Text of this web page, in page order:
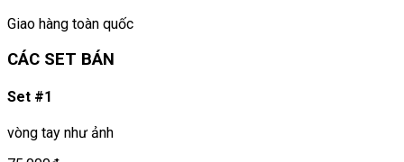
Giao hàng toàn quốc
CÁC SET BÁN
Set #1
vòng tay như ảnh